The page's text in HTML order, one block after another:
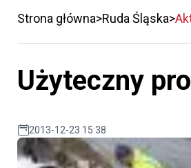
Strona główna Ruda Śląska
Użyteczny
2013-12-23 15:38